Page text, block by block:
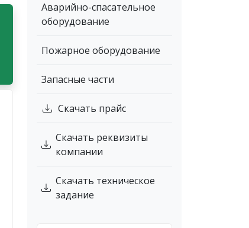
Аварийно-спасательное
оборудование
Пожарное оборудование
Запасные части
Скачать прайс
Скачать реквизиты
компании
Скачать техническое
задание